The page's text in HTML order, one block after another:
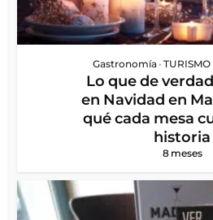
Gastronomía •
Lo que de
en Navidad en
qué cada mesa
historia
8 meses